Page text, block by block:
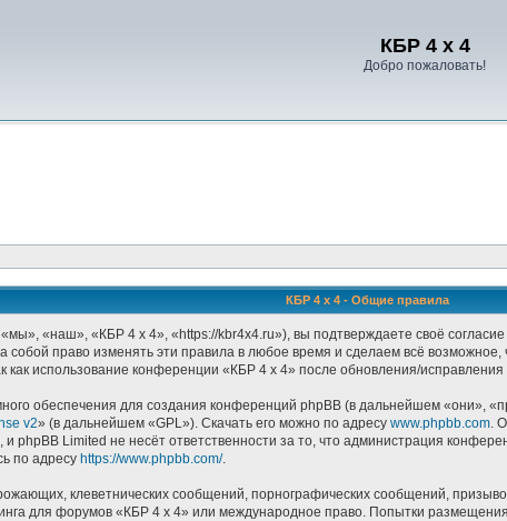
КБР 4 x 4
Добро пожаловать!
КБР 4 x 4 - Общие правила
«наш», «КБР 4 x 4», «https://kbr4x4.ru»), вы подтверждаете своё
право изменять эти правила в любое время и сделаем всё
как использование конференции «КБР 4 x 4» после обновления/
обеспечения для создания конференций phpBB (в дальнейшем «они»,
v2» (в дальнейшем «GPL»). Скачать его можно по адресу www.phpbb.com.
phpBB Limited не несёт ответственности за то, что администрация
по адресу https://www.phpbb.com/.
клеветнических сообщений, порнографических сообщений,
для форумов «КБР 4 x 4» или международное право. Попытки